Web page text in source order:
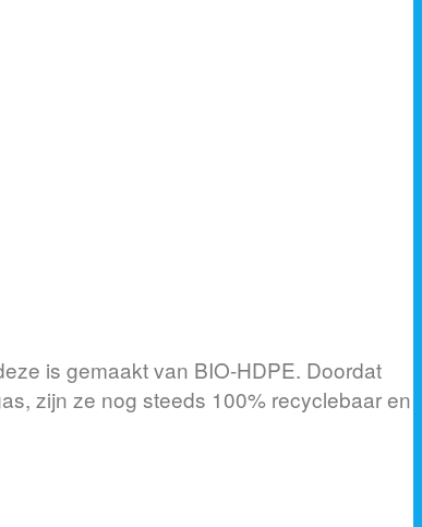
is gemaakt van BIO-HDPE. Doordat
zijn ze nog steeds 100% recyclebaar en